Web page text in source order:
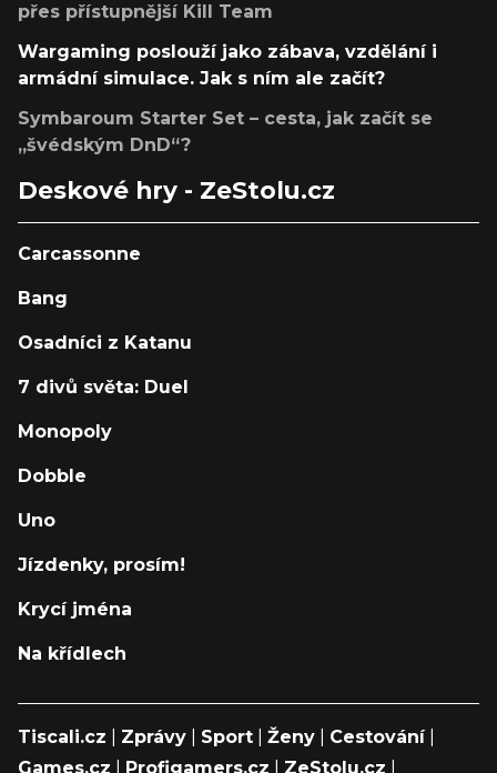
přes přístupnější Kill Team
Wargaming poslouží jako zábava, vzdělání i
armádní simulace. Jak s ním ale začít?
Symbaroum Starter Set – cesta, jak začít se
„švédským DnD“?
Deskové hry - ZeStolu.cz
Carcassonne
Bang
Osadníci z Katanu
7 divů světa: Duel
Monopoly
Dobble
Uno
Jízdenky, prosím!
Krycí jména
Na křídlech
Tiscali.cz Zprávy Sport Ženy Cestování|
Games.cz
Profigamers.cz ZeStolu.cz